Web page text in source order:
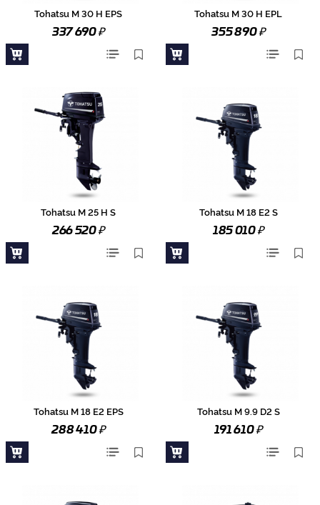
Tohatsu M 30 H EPS
337 690₽
Tohatsu M 30 H EPL
355 890₽
Tohatsu M 25 H S
266 520₽
Tohatsu M 18 E2 S
185 010₽
Tohatsu M 18 E2 EPS
288 410₽
Tohatsu M 9.9 D2 S
191 610₽